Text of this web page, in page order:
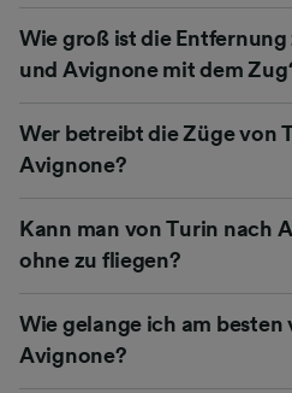
Wie groß ist die
und Avignone mit dem
Wer betreibt die Züge von
Avignone?
Kann man von Turin nach
ohne zu fliegen?
Wie gelange ich am besten
Avignone?